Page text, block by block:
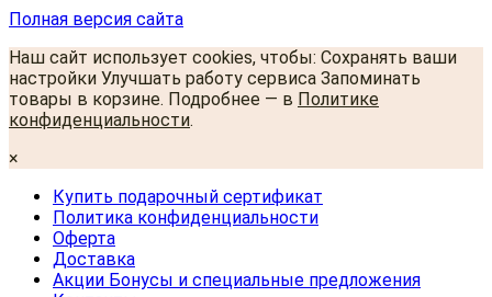
Полная версия сайта
Наш сайт использует cookies, чтобы: Сохранять ваши
настройки Улучшать работу сервиса Запоминать
товары в корзине. Подробнее — в Политике
конфиденциальности.
×
Купить подарочный сертификат
Политика конфиденциальности
Оферта
Доставка
Акции Бонусы и специальные предложения